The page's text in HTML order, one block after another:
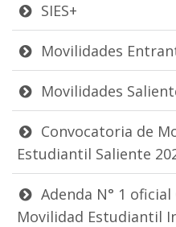
SIES+
Movilidades
Movilidades
Convocatoria de
Estudiantil Saliente
Adenda N° 1
Movilidad Estudiantil